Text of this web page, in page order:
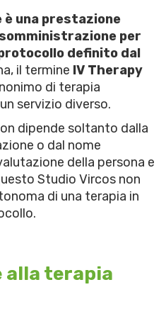
una prestazione
per
definito dal
il termine IV Therapy
di terapia
servizio diverso.
dipende soltanto dalla
o dal nome
della persona e
Studio Vircos non
di una terapia in
alla terapia